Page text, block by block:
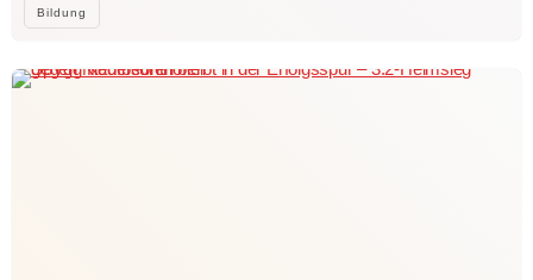
Bildung